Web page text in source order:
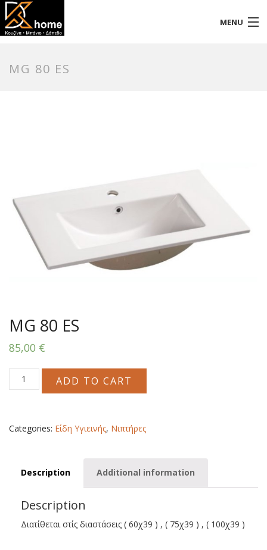
MENU
MG 80 ES
MG 80 ES
85,00 €
MG
80
ADD TO CART
Categories: Είδη Υγιεινής, Νιπτήρες
Description Additional information
Description
Διατίθεται στίς διαστάσεις ( 60χ39 ) , ( 75χ39 ) , ( 100χ39 )